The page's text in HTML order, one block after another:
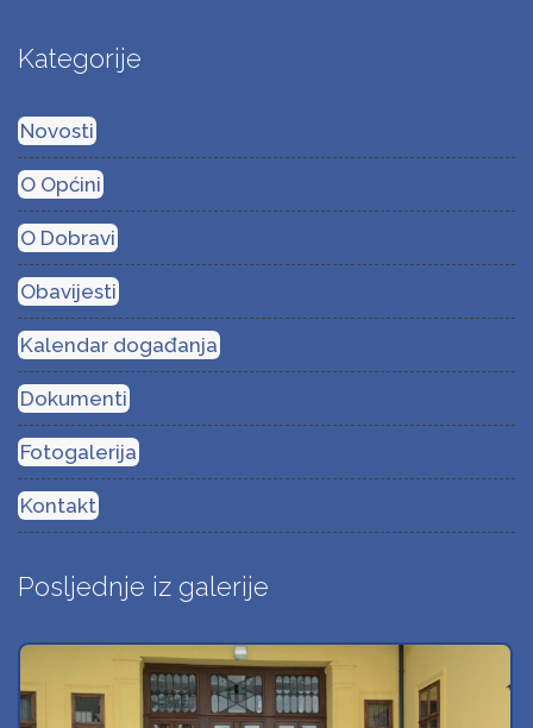
Kategorije
Novosti
O Općini
O Dobravi
Obavijesti
Kalendar događanja
Dokumenti
Fotogalerija
Kontakt
Posljednje iz galerije